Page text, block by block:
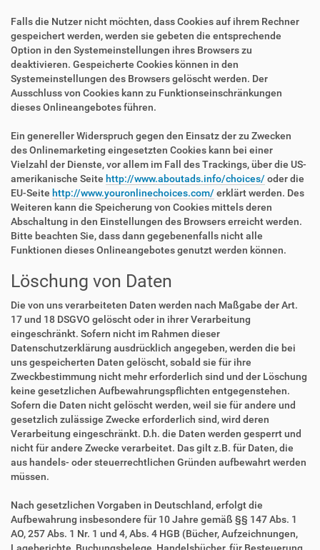
Falls die Nutzer nicht möchten, dass Cookies auf ihrem Rechner
gespeichert werden, werden sie gebeten die entsprechende
Option in den Systemeinstellungen ihres Browsers zu
deaktivieren. Gespeicherte Cookies können in den
Systemeinstellungen des Browsers gelöscht werden. Der
Ausschluss von Cookies kann zu Funktionseinschränkungen
dieses Onlineangebotes führen.
Ein genereller Widerspruch gegen den Einsatz der zu Zwecken
des Onlinemarketing eingesetzten Cookies kann bei einer
Vielzahl der Dienste, vor allem im Fall des Trackings, über die US-
amerikanische Seite http://www.aboutads.info/choices/ oder die
EU-Seite http://www.youronlinechoices.com/ erklärt werden. Des
Weiteren kann die Speicherung von Cookies mittels deren
Abschaltung in den Einstellungen des Browsers erreicht werden.
Bitte beachten Sie, dass dann gegebenenfalls nicht alle
Funktionen dieses Onlineangebotes genutzt werden können.
Löschung von Daten
Die von uns verarbeiteten Daten werden nach Maßgabe der Art.
17 und 18 DSGVO gelöscht oder in ihrer Verarbeitung
eingeschränkt. Sofern nicht im Rahmen dieser
Datenschutzerklärung ausdrücklich angegeben, werden die bei
uns gespeicherten Daten gelöscht, sobald sie für ihre
Zweckbestimmung nicht mehr erforderlich sind und der Löschung
keine gesetzlichen Aufbewahrungspflichten entgegenstehen.
Sofern die Daten nicht gelöscht werden, weil sie für andere und
gesetzlich zulässige Zwecke erforderlich sind, wird deren
Verarbeitung eingeschränkt. D.h. die Daten werden gesperrt und
nicht für andere Zwecke verarbeitet. Das gilt z.B. für Daten, die
aus handels- oder steuerrechtlichen Gründen aufbewahrt werden
müssen.
Nach gesetzlichen Vorgaben in Deutschland, erfolgt die
Aufbewahrung insbesondere für 10 Jahre gemäß §§ 147 Abs. 1
AO, 257 Abs. 1 Nr. 1 und 4, Abs. 4 HGB (Bücher, Aufzeichnungen,